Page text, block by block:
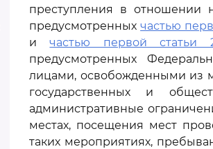
преступления в отношении
предусмотренныхчастью
ичастью первой статьи
предусмотренных
лицами, освобожденными из
государственных и
административные
местах, посещения мест
таких мероприятиях,